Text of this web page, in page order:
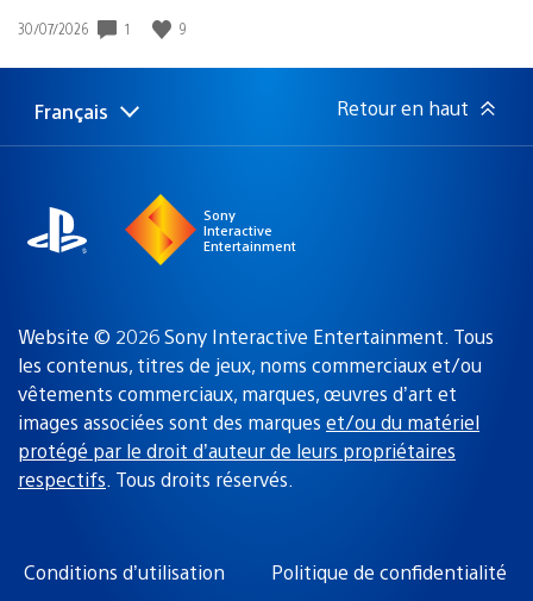
Date
publication
30/07/2026 1 9
Choisir
Région
Français Retour en haut
Sony
Interactive
Entertainment
Website © 2026 Sony Interactive Entertainment. Tous
les contenus, titres de jeux, noms commerciaux et/ou
vêtements commerciaux, marques, œuvres d’art et
images associées sont des marques et/ou du matériel
protégé par le droit d’auteur de leurs propriétaires
respectifs. Tous droits réservés.
Conditions d’utilisation Politique de confidentialité